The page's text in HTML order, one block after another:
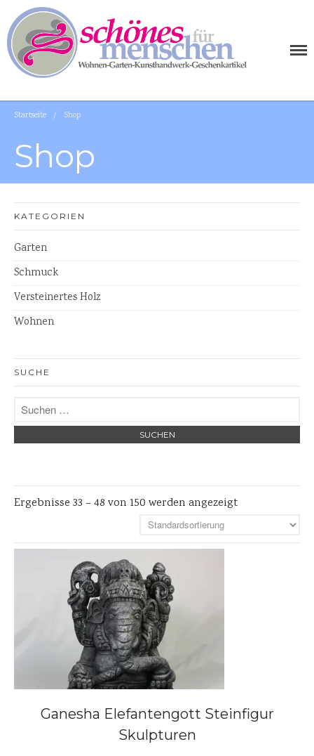
Bänke
Steinlaternen
Pflanzschalen
Steinschalen
Versteinertes Holz
Startseite / Shop
Shop
KATEGORIEN
Garten
Schmuck
Versteinertes Holz
Wohnen
SUCHE
Ergebnisse 33 – 48 von 150 werden angezeigt
Ganesha Elefantengott Steinfigur
Skulpturen